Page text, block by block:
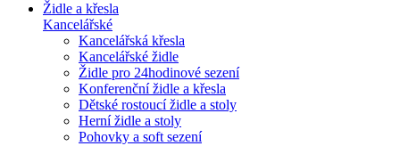
Židle a křesla
Kancelářské
Kancelářská křesla
Kancelářské židle
Židle pro 24hodinové sezení
Konferenční židle a křesla
Dětské rostoucí židle a stoly
Herní židle a stoly
Pohovky a soft sezení